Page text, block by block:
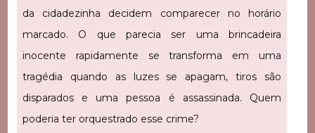
da cidadezinha decidem comparecer no horário
marcado. O que parecia ser uma brincadeira
inocente rapidamente se transforma em uma
tragédia quando as luzes se apagam, tiros são
disparados e uma pessoa é assassinada. Quem
poderia ter orquestrado esse crime?